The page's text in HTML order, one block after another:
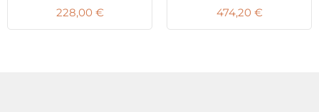
228,00 € 474,20 €